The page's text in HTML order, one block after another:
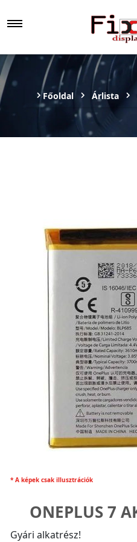
Főoldal Árlista
* A képek csak illusztrációk
ONEPLUS 7
Gyári alkatrész!